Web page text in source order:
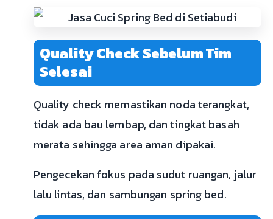
Quality Check Sebelum Tim
Selesai
Quality check memastikan noda terangkat,
tidak ada bau lembap, dan tingkat basah
merata sehingga area aman dipakai.
Pengecekan fokus pada sudut ruangan, jalur
lalu lintas, dan sambungan spring bed.